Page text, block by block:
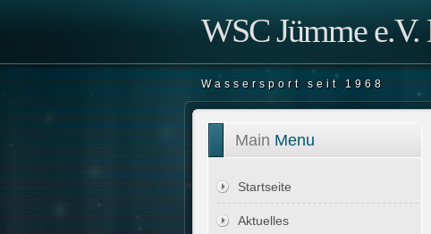
WSC Jümme e.V.
Wassersport seit 1968
Main Menu
Startseite
Aktuelles